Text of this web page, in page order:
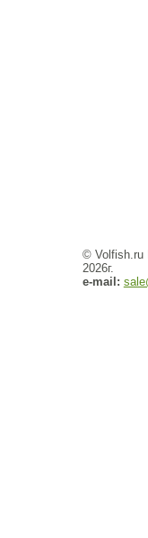
© Volfish.ru
2026г.
e-mail: